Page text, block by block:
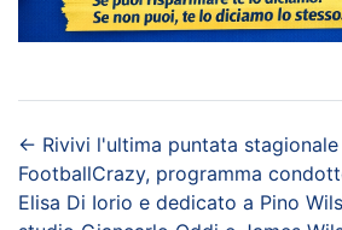
← Rivivi l'ultima puntata
FootballCrazy, programma
Elisa Di Iorio e dedicato a Pino